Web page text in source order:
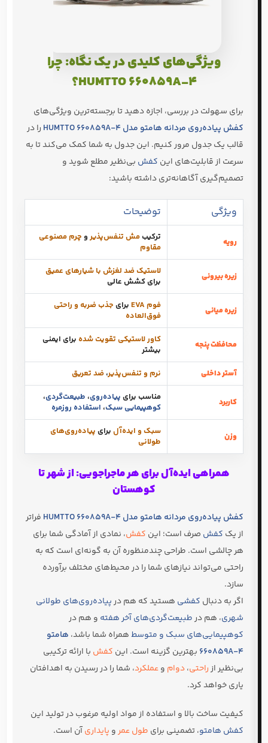
ویژگی‌های کلیدی در یک نگاه: چرا
HUMTTO 660859A-4؟
برای سهولت در بررسی، اجازه دهید تا برجسته‌ترین ویژگی‌های
کفش پیاده‌روی مردانه هامتو مدل HUMTTO 660859A-4
را در
قالب یک جدول مرور کنیم. این جدول به شما کمک می‌کند تا به
سرعت از قابلیت‌های این کفش بی‌نظیر مطلع شوید و
تصمیم‌گیری آگاهانه‌تری داشته باشید:
ویژگی توضیحات
رویه ترکیبمش تنفس‌پذیر و چرم مصنوعی
مقاوم
زیره بیرونی
لاستیک ضد لغزش با شیارهای عمیق
برای کشش عالی
زیره میانی فوم EVA برای جذب ضربه و راحتی
فوق‌العاده
محافظت پنجه کاور لاستیکی تقویت شده برای ایمنی
بیشتر
آستر داخلی
نرم و تنفس‌پذیر،ضد تعریق
کاربرد مناسب برای پیاده‌روی، طبیعت‌گردی،
کوهپیمایی سبک، استفاده روزمره
وزن سبک و ایده‌آل برای پیاده‌روی‌های
طولانی
همراهی ایده‌آل برای هر ماجراجویی: از شهر تا
کوهستان
کفش پیاده‌روی مردانه هامتو مدل HUMTTO 660859A-4
فراتر
از یک کفش صرف است؛ این کفش، نمادی از آمادگی شما برای
هر چالشی است. طراحی چندمنظوره آن به گونه‌ای است که به
راحتی می‌تواند نیازهای شما را در محیط‌های مختلف برآورده
سازد.
اگر به دنبال کفشی هستید که هم درپیاده‌روی‌های طولانی
شهری، هم درطبیعت‌گردی‌های آخر هفته و هم در
کوهپیمایی‌های سبک و متوسطهمراه شما باشد، هامتو
660859A-4 بهترین گزینه است. این کفش با ارائه ترکیبی
بی‌نظیر ازراحتی،دوام وعملکرد، شما را در رسیدن به اهدافتان
یاری خواهد کرد.
کیفیت ساخت بالا و استفاده از مواد اولیه مرغوب در تولید این
کفش هامتو، تضمینی برای طول عمرو پایداریآن است.